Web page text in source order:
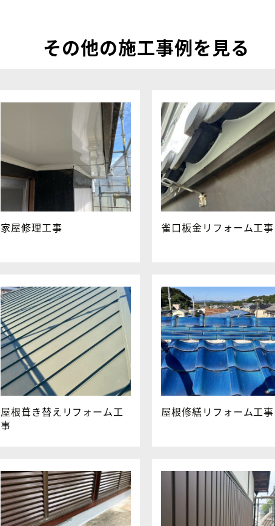
その他の施工事例を見る
家屋修理工事 雀口板金リフォーム工事
屋根葺き替えリフォーム工
事
屋根修繕リフォーム工事